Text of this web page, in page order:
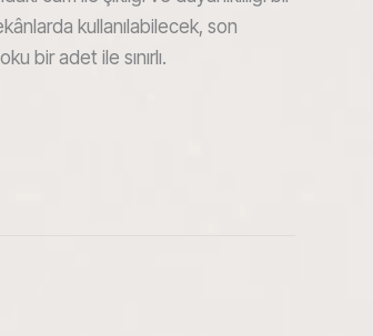
kullanılabilecek, son
bir adet ile sınırlı.